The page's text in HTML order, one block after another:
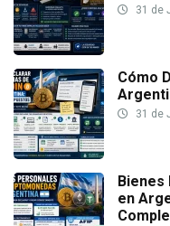
31 de
Cómo
31 de
Bienes
en